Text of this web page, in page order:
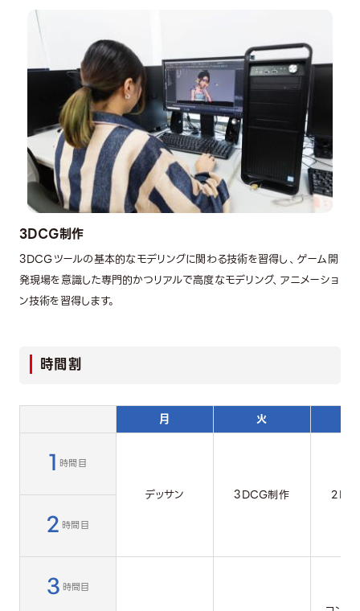
3DCG制作
3DCGツールの基本的なモデリングに関わる技術を習得し、ゲーム開
発現場を意識した専門的かつリアルで高度なモデリング、アニメーショ
ン技術を習得します。
時間割
月 火
1 時間目
デッサン 3DCG制作
2 時間目
3 時間目